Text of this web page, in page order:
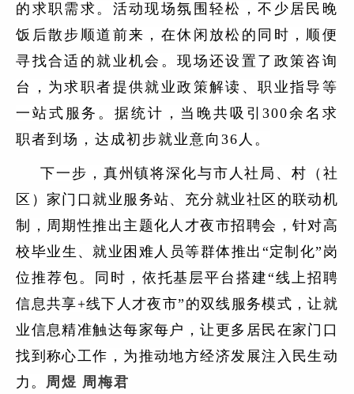
的求职需求。活动现场氛围轻松，不少居民晚
饭后散步顺道前来，在休闲放松的同时，顺便
寻找合适的就业机会。现场还设置了政策咨询
台，为求职者提供就业政策解读、职业指导等
一站式服务。据统计，当晚共吸引300余名求
职者到场，达成初步就业意向36人。
下一步，真州镇将深化与市人社局、村（社
区）家门口就业服务站、充分就业社区的联动机
制，周期性推出主题化人才夜市招聘会，针对高
校毕业生、就业困难人员等群体推出“定制化”岗
位推荐包。同时，依托基层平台搭建“线上招聘
信息共享+线下人才夜市”的双线服务模式，让就
业信息精准触达每家每户，让更多居民在家门口
找到称心工作，为推动地方经济发展注入民生动
力。 周煜 周梅君